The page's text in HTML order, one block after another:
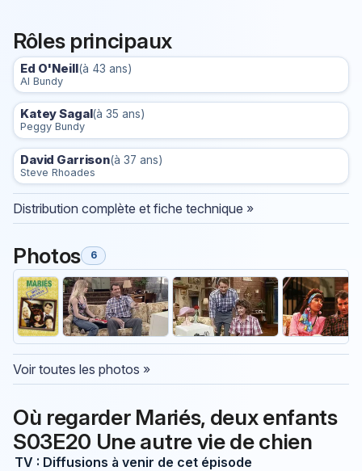
Rôles principaux
Ed O'Neill(à 43 ans)
Al Bundy
Katey Sagal (à 35 ans)
Peggy Bundy
David Garrison(à 37 ans)
Steve Rhoades
Distribution complète et fiche technique »
Photos 6
Voir toutes les photos »
Où regarder Mariés, deux enfants
S03E20 Une autre vie de chien
TV : Diffusions à venir de cet épisode